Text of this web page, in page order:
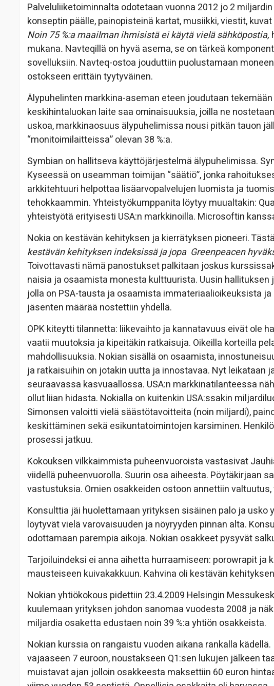
Palveluliiketoiminnalta odotetaan vuonna 2012 jo 2
konseptin päälle, painopisteinä kartat, musiikki, viestit,
Noin 75 %:a maailman ihmisistä ei käytä vielä sähköpostia,
mukana. Navteqillä on hyvä asema, se on tärkeä
sovelluksiin. Navteq-ostoa jouduttiin puolustamaan
ostokseen erittäin tyytyväinen.
Älypuhelinten markkina-aseman eteen joudutaan
keskihintaluokan laite saa ominaisuuksia, joilla ne
uskoa, markkinaosuus älypuhelimissa nousi pitkän tauon
“monitoimilaitteissa” olevan 38 %:a.
Symbian on hallitseva käyttöjärjestelmä älypuhelimissa.
Kyseessä on useamman toimijan “säätiö”, jonka
arkkitehtuuri helpottaa lisäarvopalvelujen luomista ja
tehokkaammin. Yhteistyökumppanita löytyy muualtakin:
yhteistyötä erityisesti USA:n markkinoilla. Microsoftin
Nokia on kestävän kehityksen ja kierrätyksen pioneeri.
kestävän kehityksen indeksissä ja jopa Greenpeacen
Toivottavasti nämä panostukset palkitaan joskus
naisia ja osaamista monesta kulttuurista. Uusin
jolla on PSA-tausta ja osaamista immateriaalioikeuksista
jäsenten määrää nostettiin yhdellä.
OPK kiteytti tilannetta: liikevaihto ja kannatavuus eivät ole
vaatii muutoksia ja kipeitäkin ratkaisuja. Oikeilla korteilla
mahdollisuuksia. Nokian sisällä on osaamista,
ja ratkaisuihin on jotakin uutta ja innostavaa. Nyt leikataan
seuraavassa kasvuaallossa. USA:n markkinatilanteessa
ollut liian hidasta. Nokialla on kuitenkin USA:ssakin
Simonsen valoitti vielä säästötavoitteita (noin miljardi),
keskittäminen sekä esikuntatoimintojen karsiminen.
prosessi jatkuu.
Kokouksen vilkkaimmista puheenvuoroista vastasivat
viidellä puheenvuorolla. Suurin osa aiheesta. Pöytäkirjaan
vastustuksia. Omien osakkeiden ostoon annettiin
Konsulttia jäi huolettamaan yrityksen sisäinen palo ja usko
löytyvät vielä varovaisuuden ja nöyryyden pinnan alta.
odottamaan parempia aikoja. Nokian osakkeet pysyvät
Tarjoiluindeksi ei anna aihetta hurraamiseen: porowrapit ja
mausteiseen kuivakakkuun. Kahvina oli kestävän
Nokian yhtiökokous pidettiin 23.4.2009 Helsingin
kuulemaan yrityksen johdon sanomaa vuodesta 2008 ja
miljardia osaketta edustaen noin 39 %:a yhtiön osakkeista.
Nokian kurssia on rangaistu vuoden aikana rankalla
vajaaseen 7 euroon, noustakseen Q1:sen lukujen jälkeen
muistavat ajan jolloin osakkeesta maksettiin 60 euron